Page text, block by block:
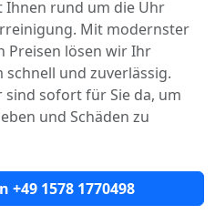
Ihnen rund um die Uhr
Mit modernster
Preisen lösen wir Ihr
und zuverlässig.
sind sofort für Sie da, um
und Schäden zu
+49 1578 1770498